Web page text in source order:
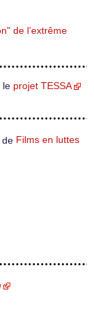
de l’extrême
le projet TESSA
de Films en luttes